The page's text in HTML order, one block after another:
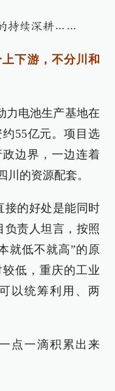
持续深耕……
下游，不分川和
力电池生产基地在
55亿元。项目选
边界，一边连着
的资源配套。
接的好处是能同时
负责人坦言，按照
就低不就高”的原
低，重庆的工业
以统筹利用、两
点一滴积累出来